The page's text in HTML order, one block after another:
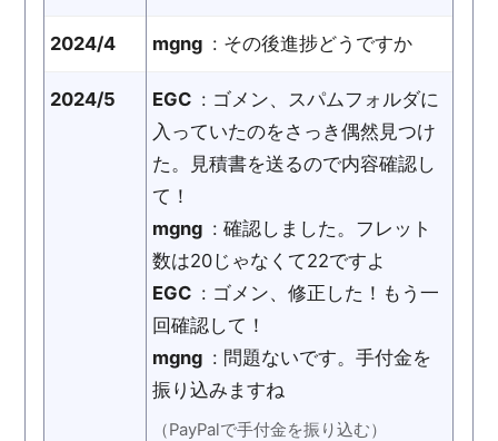
2024/4 mgng : その後進捗どうですか
2024/5 EGC : ゴメン、スパムフォルダに
入っていたのをさっき偶然見つけ
た。見積書を送るので内容確認し
て！
mgng : 確認しました。フレット
数は20じゃなくて22ですよ
EGC : ゴメン、修正した！もう一
回確認して！
mgng : 問題ないです。手付金を
振り込みますね
（PayPalで手付金を振り込む）